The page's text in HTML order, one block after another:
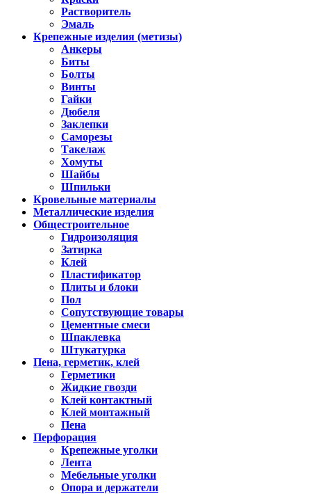
Растворитель
Эмаль
Крепежные изделия (метизы)
Анкеры
Биты
Болты
Винты
Гайки
Дюбеля
Заклепки
Саморезы
Такелаж
Хомуты
Шайбы
Шпильки
Кровельные материалы
Металлические изделия
Общестроительное
Гидроизоляция
Затирка
Клей
Пластификатор
Плиты и блоки
Пол
Сопутствующие товары
Цементные смеси
Шпаклевка
Штукатурка
Пена, герметик, клей
Герметики
Жидкие гвозди
Клей контактный
Клей монтажный
Пена
Перфорация
Крепежные уголки
Лента
Мебельные уголки
Опора и держатели